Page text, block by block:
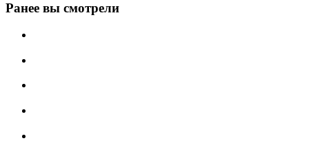
Ранее вы смотрели